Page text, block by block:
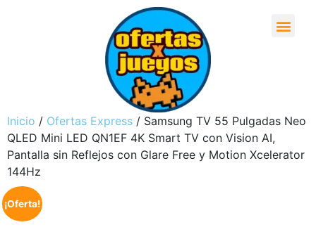
Inicio / Ofertas Express / Samsung TV 55 Pulgadas Neo
QLED Mini LED QN1EF 4K Smart TV con Vision AI,
Pantalla sin Reflejos con Glare Free y Motion Xcelerator
144Hz
¡Oferta!